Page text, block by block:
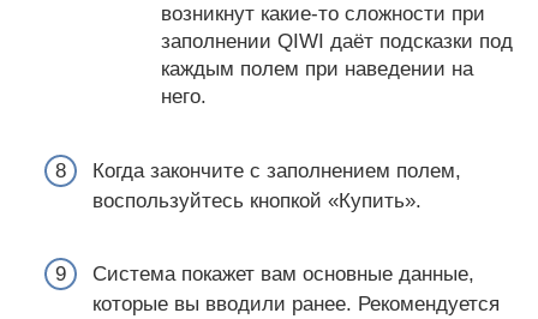
возникнут какие-то сложности при
заполнении QIWI даёт подсказки под
каждым полем при наведении на
него.
Когда закончите с заполнением полем,
воспользуйтесь кнопкой «Купить».
Система покажет вам основные данные,
которые вы вводили ранее. Рекомендуется